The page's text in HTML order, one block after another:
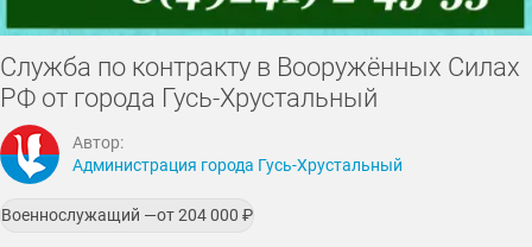
Служба по контракту в Вооружённых Силах
РФ от города Гусь-Хрустальный
Автор:
Администрация города Гусь-Хрустальный
Военнослужащий —от 204 000 ₽